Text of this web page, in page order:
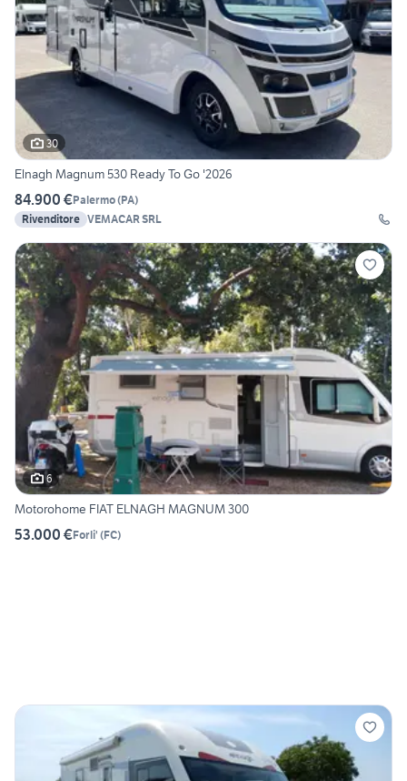
30
Elnagh Magnum 530 Ready To Go '2026
84.900 €Palermo(PA)
Rivenditore VEMACAR SRL
6
Motorohome FIAT ELNAGH MAGNUM 300
53.000 €Forli' (FC)